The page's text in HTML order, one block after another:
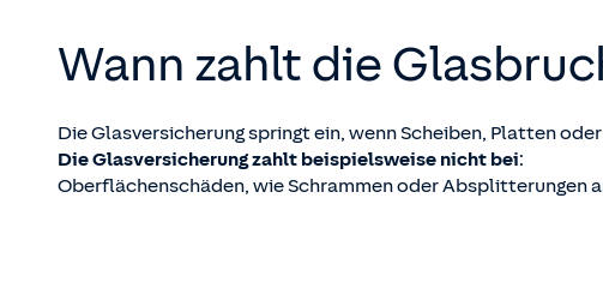
Wann zahlt die
Die Glasversicherung springt ein, wenn Scheiben, Platten
Die Glasversicherung zahlt beispielsweise nicht bei:
Oberflächenschäden, wie Schrammen oder Absplitterungen